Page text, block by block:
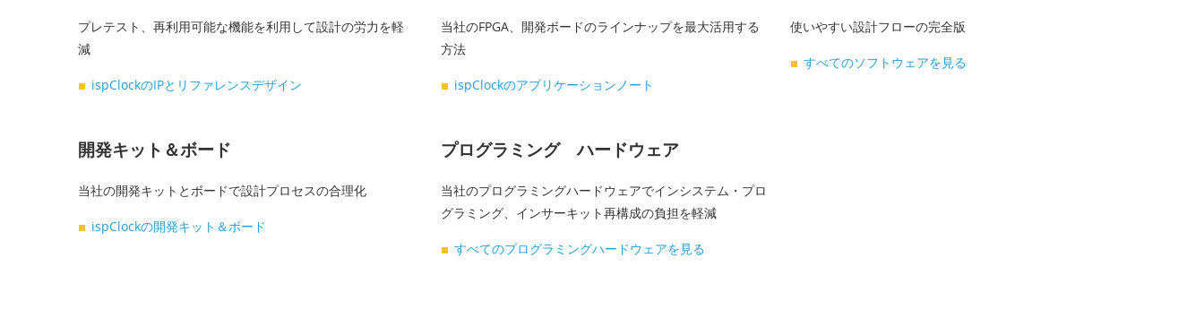
プレテスト、再利用可能な機能を利用して設計の労力を軽
減
ispClockのIPとリファレンスデザイン
当社のFPGA、開発ボードのラインナップを最大活用する
方法
ispClockのアプリケーションノート
使いやすい設計フローの完全版
すべてのソフトウェアを見る
開発キット＆ボード
当社の開発キットとボードで設計プロセスの合理化
ispClockの開発キット＆ボード
プログラミング ハードウェア
当社のプログラミングハードウェアでインシステム・プロ
グラミング、インサーキット再構成の負担を軽減
すべてのプログラミングハードウェアを見る